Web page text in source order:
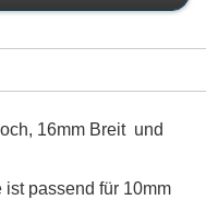
16mm Breit und
passend für 10mm